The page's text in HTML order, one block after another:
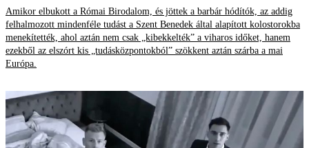
Amikor elbukott a Római Birodalom, és jöttek a barbár hódítók, az addig
felhalmozott mindenféle tudást a Szent Benedek által alapított kolostorokba
menekítették, ahol aztán nem csak „kibekkelték” a viharos időket, hanem
ezekből az elszórt kis „tudásközpontokból” szökkent aztán szárba a mai
Európa.